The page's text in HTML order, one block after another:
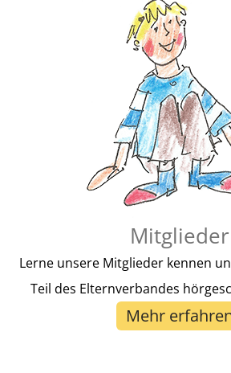
Mitglieder
Lerne unsere Mitglieder kennen
Teil des Elternverbandes
Mehr